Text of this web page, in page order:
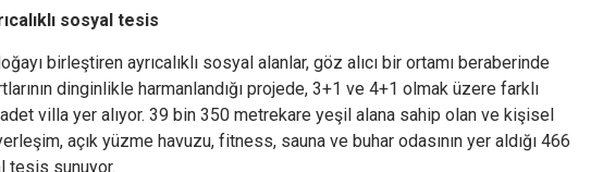
sosyal tesis
birleştiren ayrıcalıklı sosyal alanlar, göz alıcı bir ortamı beraberinde
dinginlikle harmanlandığı projede, 3+1 ve 4+1 olmak üzere farklı
villa yer alıyor. 39 bin 350 metrekare yeşil alana sahip olan ve kişisel
açık yüzme havuzu, fitness, sauna ve buhar odasının yer aldığı 466
tesis sunuyor.